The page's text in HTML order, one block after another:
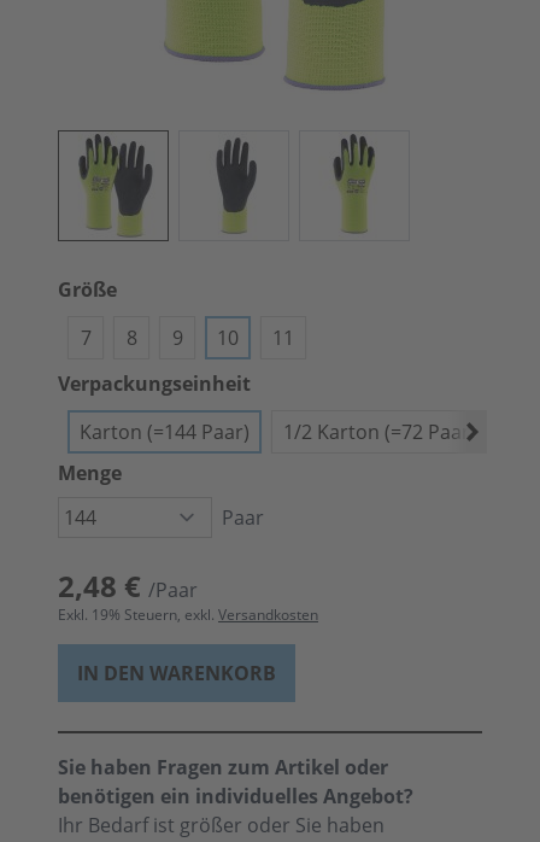
Größe
7
8 9 10
11
Verpackungseinheit
Karton (=144 Paar)
1/2 Karton (=72 Paar)
Menge
Paar
2,48 € /Paar
Exkl. 19% Steuern, exkl. Versandkosten
IN DEN WARENKORB
Sie haben Fragen zum Artikel oder
benötigen ein individuelles Angebot?
Ihr Bedarf ist größer oder Sie haben